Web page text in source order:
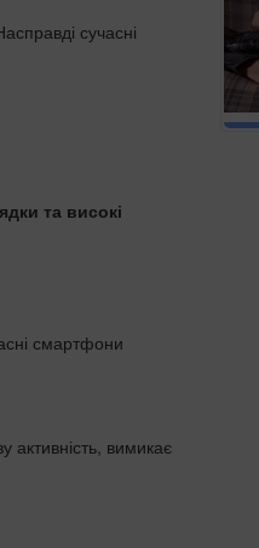
сучасні
та високі
смартфони
вимикає